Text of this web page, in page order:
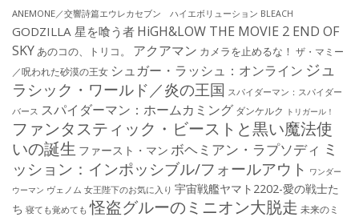
ANEMONE／交響詩篇エウレカセブン ハイエボリューション BLEACH
GODZILLA 星を喰う者 HiGH&LOW THE MOVIE 2 END OF
SKYあのコの、トリコ。 アクアマン カメラを止めるな！ ザ・マミー
／呪われた砂漠の王女 シュガー・ラッシュ：オンライン ジュ
ラシック・ワールド／炎の王国 スパイダーマン：スパイダー
バース スパイダーマン：ホームカミング ダンケルク トリガール！
ファンタスティック・ビーストと黒い魔法使
いの誕生 ファースト・マン ボヘミアン・ラプソディ ミ
ッション：インポッシブル/フォールアウト ワンダー
ウーマン ヴェノム 女王陛下のお気に入り 宇宙戦艦ヤマト2202-愛の戦士た
ち 寝ても覚めても 怪盗グルーのミニオン大脱走 未来のミ